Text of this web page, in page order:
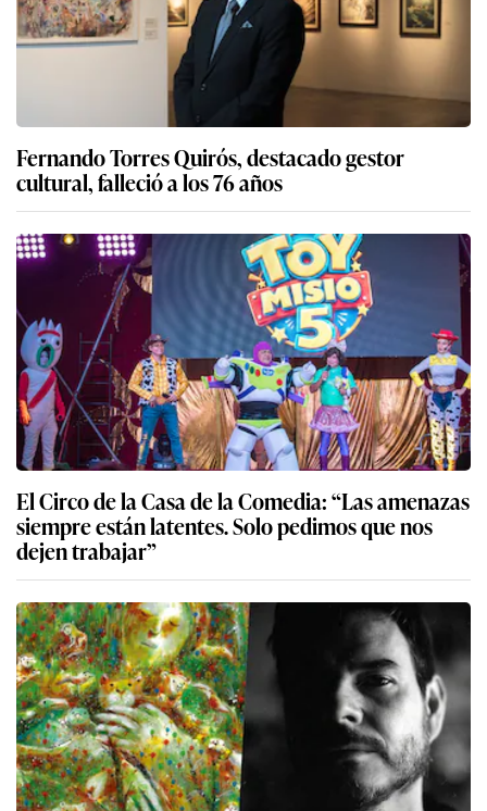
Fernando Torres Quirós, destacado gestor
cultural, falleció a los 76 años
El Circo de la Casa de la Comedia: “Las amenazas
siempre están latentes. Solo pedimos que nos
dejen trabajar”